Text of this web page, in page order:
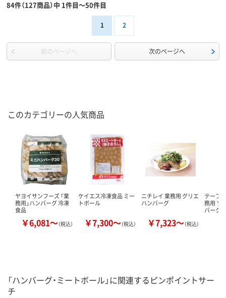
84件（127商品）中 1件目～50件目
1 2
前のページへ 次のページへ
このカテゴリーの人気商品
ヤヨイサンフーズ 「業
務用」ハンバーグ 冷凍
食品
￥6,081～（税込）
ケイエス冷凍食品 ミー
トボール
￥7,300～（税込）
ニチレイ 業務用 グリエ
ハンバーグ
￥7,323～（税込）
テーブ
務用 ソ
バーグ
「ハンバーグ・ミートボール」に関連するピンポイントサー
チ